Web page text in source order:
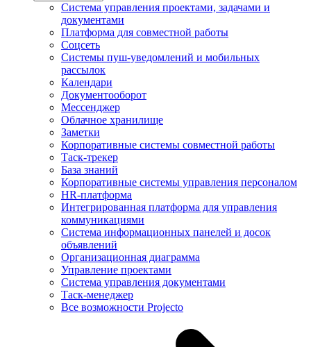
Система управления проектами, задачами и
документами
Платформа для совместной работы
Соцсеть
Системы пуш-уведомлений и мобильных
рассылок
Календари
Документооборот
Мессенджер
Облачное хранилище
Заметки
Корпоративные системы совместной работы
Таск-трекер
База знаний
Корпоративные системы управления персоналом
HR-платформа
Интегрированная платформа для управления
коммуникациями
Система информационных панелей и досок
объявлений
Организационная диаграмма
Управление проектами
Система управления документами
Таск-менеджер
Все возможности Projecto